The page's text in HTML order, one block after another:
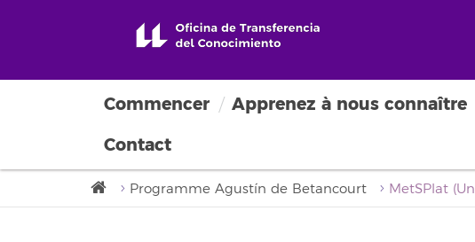
Commencer Apprenez à nous connaître
Contact
Programme Agustín de Betancourt